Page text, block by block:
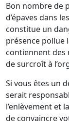
Bon nombre de
d’épaves dans
constitue un
présence pollue
contiennent des
de surcroît à
Si vous êtes un
serait
l’enlèvement et
de convaincre